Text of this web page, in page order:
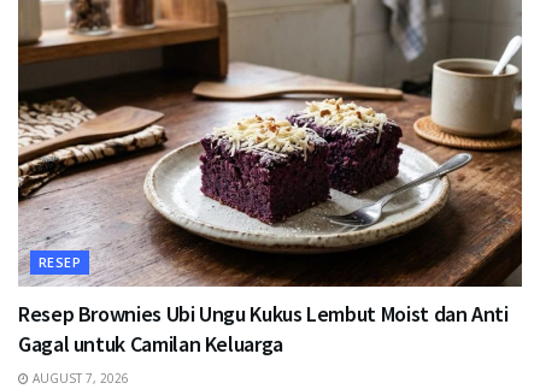
RESEP
Resep Brownies Ubi Ungu Kukus Lembut Moist dan Anti
Gagal untuk Camilan Keluarga
AUGUST 7, 2026